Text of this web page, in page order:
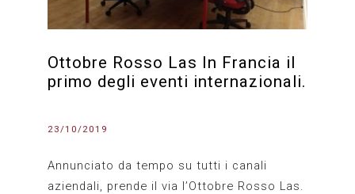
Ottobre Rosso Las In Francia il
primo degli eventi internazionali.
23/10/2019
Annunciato da tempo su tutti i canali
aziendali, prende il via l’Ottobre Rosso Las.